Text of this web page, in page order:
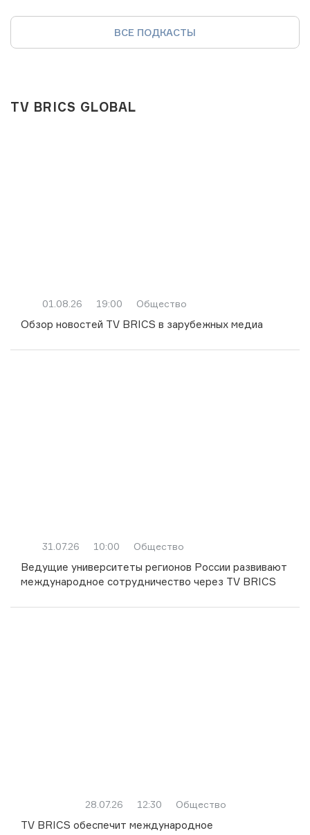
ВСЕ ПОДКАСТЫ
TV BRICS GLOBAL
01.08.26 19:00 Общество
Обзор новостей TV BRICS в зарубежных медиа
31.07.26 10:00 Общество
Ведущие университеты регионов России развивают
международное сотрудничество через TV BRICS
28.07.26 12:30 Общество
TV BRICS обеспечит международное